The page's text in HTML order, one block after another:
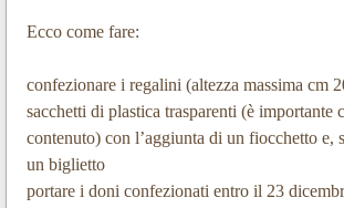
Ecco come fare:
confezionare i regalini (altezza massima cm
sacchetti di plastica trasparenti (è importante
contenuto) con l’aggiunta di un fiocchetto e,
un biglietto
portare i doni confezionati entro il 23